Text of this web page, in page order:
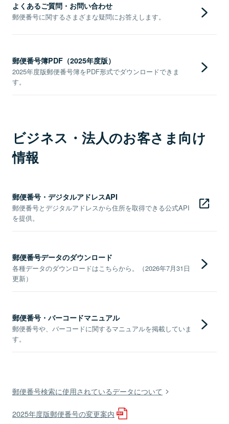
よくあるご質問・お問い合わせ
郵便番号に関するさまざまな疑問にお答えします。
郵便番号簿PDF（2025年度版）
2025年度版郵便番号簿をPDF形式でダウンロードできま
す。
ビジネス・法人のお客さま向け
情報
郵便番号・デジタルアドレスAPI
郵便番号とデジタルアドレスから住所を取得できる公式API
を提供。
郵便番号データのダウンロード
各種データのダウンロードはこちらから。（2026年7月31日
更新）
郵便番号・バーコードマニュアル
郵便番号や、バーコードに関するマニュアルを掲載していま
す。
郵便番号検索に使用されているデータについて
2025年度版郵便番号の変更案内